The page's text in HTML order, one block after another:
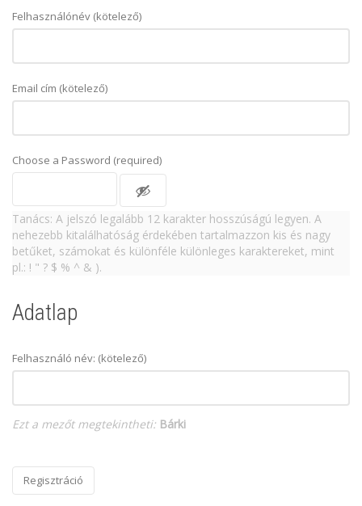
Felhasználónév (kötelező)
Email cím (kötelező)
Choose a Password (required)
Tanács: A jelszó legalább 12 karakter hosszúságú legyen. A
nehezebb kitalálhatóság érdekében tartalmazzon kis és nagy
betűket, számokat és különféle különleges karaktereket, mint
pl.: ! " ? $ % ^ & ).
Adatlap
Felhasználó név: (kötelező)
Ezt a mezőt megtekintheti: Bárki